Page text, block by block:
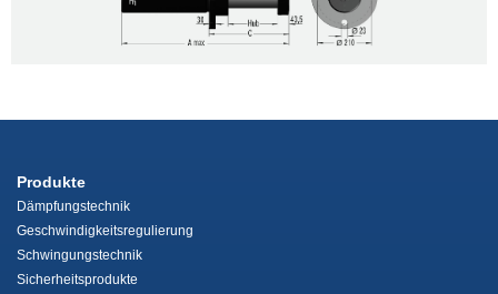
Produkte
Dämpfungstechnik
Geschwindigkeitsregulierung
Schwingungstechnik
Sicherheitsprodukte